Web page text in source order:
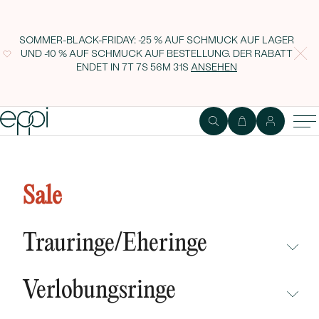
SOMMER-BLACK-FRIDAY: -25 % AUF SCHMUCK AUF LAGER
UND -10 % AUF SCHMUCK AUF BESTELLUNG. DER RABATT
ENDET IN 7T 7S 56M 30S ANSEHEN
Sale
Trauringe/Eheringe
NEUHEITEN
Verlobungsringe
schwarzen 6-6.50 mm Perlen
Elodie